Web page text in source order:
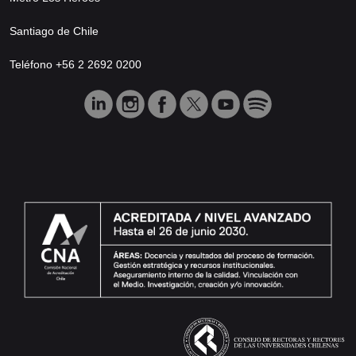
Santiago de Chile
Teléfono +56 2 2692 0200